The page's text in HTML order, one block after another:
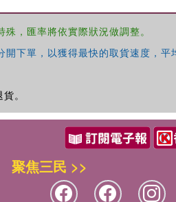
，匯率將依實際狀況做調整。
下單，以獲得最快的取貨速度，平
。
聚焦三民 >>